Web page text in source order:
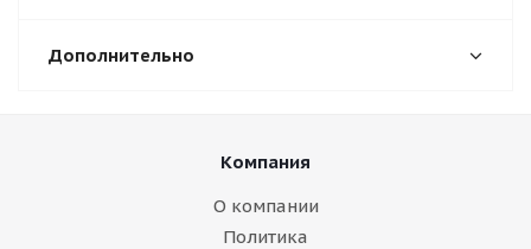
Дополнительно
Компания
О компании
Политика